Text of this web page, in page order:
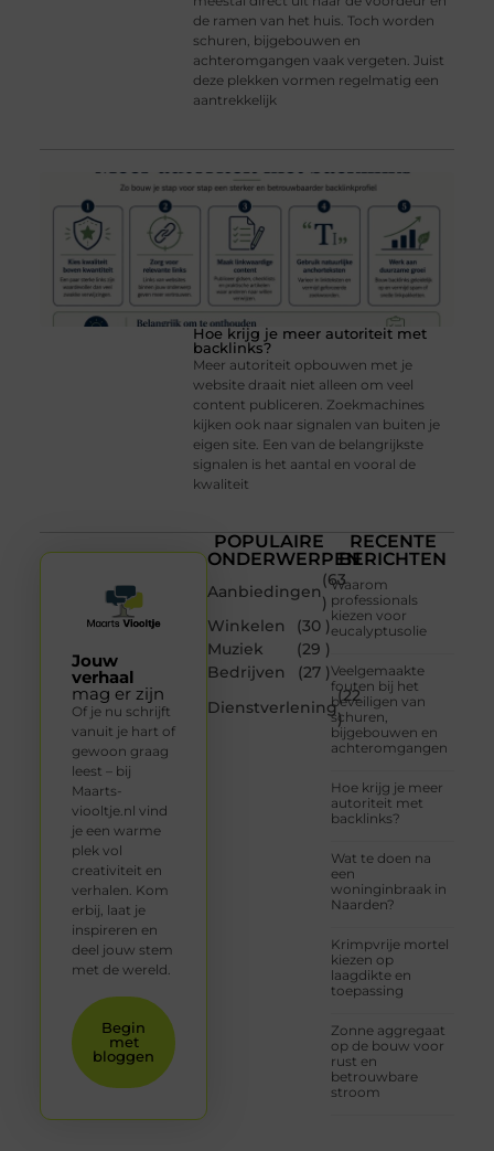
de ramen van het huis. Toch worden
schuren, bijgebouwen en
achteromgangen vaak vergeten. Juist
deze plekken vormen regelmatig een
aantrekkelijk
Hoe krijg je meer autoriteit met
backlinks?
Meer autoriteit opbouwen met je
website draait niet alleen om veel
content publiceren. Zoekmachines
kijken ook naar signalen van buiten je
eigen site. Een van de belangrijkste
signalen is het aantal en vooral de
kwaliteit
POPULAIRE
ONDERWERPEN
Aanbiedingen
(63
)
Winkelen
(30 )
Muziek
(29 )
Bedrijven
(27 )
Dienstverlening
(22
)
RECENTE
BERICHTEN
Waarom
professionals
kiezen voor
eucalyptusolie
Veelgemaakte
fouten bij het
beveiligen van
schuren,
bijgebouwen en
achteromgangen
Hoe krijg je meer
autoriteit met
backlinks?
Wat te doen na
een
woninginbraak in
Naarden?
Krimpvrije mortel
kiezen op
laagdikte en
toepassing
Zonne aggregaat
op de bouw voor
rust en
betrouwbare
stroom
Jouw
verhaal
mag er zijn
Of je nu schrijft
vanuit je hart of
gewoon graag
leest – bij
Maarts-
viooltje.nl vind
je een warme
plek vol
creativiteit en
verhalen. Kom
erbij, laat je
inspireren en
deel jouw stem
met de wereld.
Begin
met
bloggen